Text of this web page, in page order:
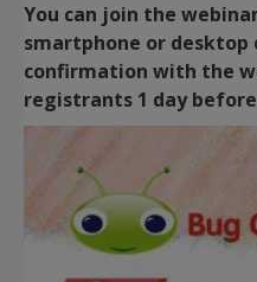
You can join the
smartphone or desktop
confirmation with the
registrants 1 day